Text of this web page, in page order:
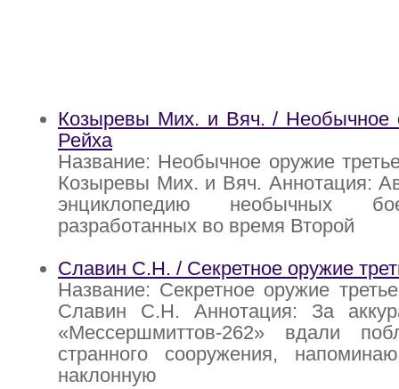
Козыревы Мих. и Вяч. / Необычное
Рейха
Название: Необычное оружие
Козыревы Мих. и Вяч. Аннотация:
энциклопедию необычных
разработанных во время Второй
Славин С.Н. / Секретное оружие
Название: Секретное оружие
Славин С.Н. Аннотация: За
«Мессершмиттов-262» вдали
странного сооружения,
наклонную